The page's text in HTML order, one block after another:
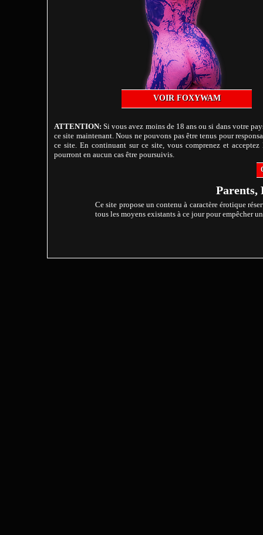
VOIR FOXYWAM
ATTENTION: Si vous avez moins de 18 ans ou si dans votre
ce site maintenant. Nous ne pouvons pas être tenus pour
ce site. En continuant sur ce site, vous comprenez et
pourront en aucun cas être poursuivis.
Parents,
Ce site propose un contenu à caractère érotique
tous les moyens existants à ce jour pour empêcher